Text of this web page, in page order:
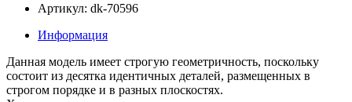
Артикул: dk-70596
Информация
Данная модель имеет строгую геометричность, поскольку
состоит из десятка идентичных деталей, размещенных в
строгом порядке и в разных плоскостях.